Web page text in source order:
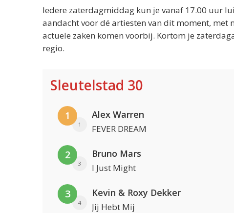
Iedere zaterdagmiddag kun je vanaf 17.00 uur
aandacht voor dé artiesten van dit moment, met
actuele zaken komen voorbij. Kortom je
regio.
Sleutelstad 30
1
1
Alex Warren
FEVER DREAM
2
3
Bruno Mars
I Just Might
3
4
Kevin & Roxy Dekker
Jij Hebt Mij